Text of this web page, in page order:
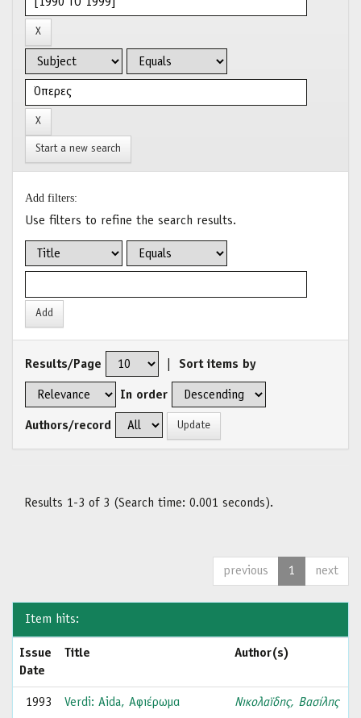
Start a new search
Add filters:
Use filters to refine the search results.
Results/Page Sort items by
In order
Authors/record
Results 1-3 of 3 (Search time: 0.001 seconds).
previous 1 next
Item hits:
Issue
Date
Title Author(s)
1993 Verdi: Aida, Αφιέρωμα Νικολαϊδης, Βασίλης